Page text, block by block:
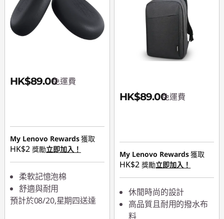
HK$89.00免運費
My Lenovo Rewards獲取
HK$2 獎勵立即加入！
柔軟記憶泡棉
舒適與耐用
預計於08/20,星期四送達
HK$89.00免運費
My Lenovo Rewards獲取
HK$2 獎勵立即加入！
休閒時尚的設計
高品質且耐用的撥水布
料